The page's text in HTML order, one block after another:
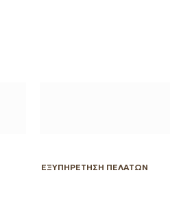
ΕΞΥΠΗΡΕΤΗΣΗ ΠΕΛΑΤΩΝ